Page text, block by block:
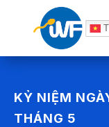
KỶ NIỆM
THÁNG 5